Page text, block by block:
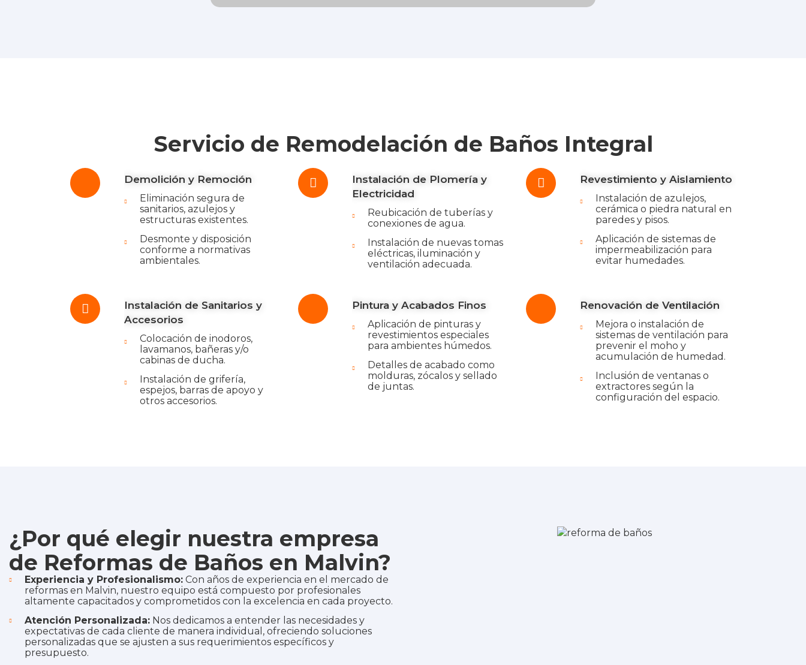
Servicio de Remodelación de Baños Integral
Demolición y Remoción
Eliminación segura de
sanitarios, azulejos y
estructuras existentes.
Desmonte y disposición
conforme a normativas
ambientales.
Instalación de Plomería y
Electricidad
Reubicación de tuberías y
conexiones de agua.
Instalación de nuevas tomas
eléctricas, iluminación y
ventilación adecuada.
Revestimiento y Aislamiento
Instalación de azulejos,
cerámica o piedra natural en
paredes y pisos.
Aplicación de sistemas de
impermeabilización para
evitar humedades.
Instalación de Sanitarios y
Accesorios
Colocación de inodoros,
lavamanos, bañeras y/o
cabinas de ducha.
Instalación de grifería,
espejos, barras de apoyo y
otros accesorios.
Pintura y Acabados Finos
Aplicación de pinturas y
revestimientos especiales
para ambientes húmedos.
Detalles de acabado como
molduras, zócalos y sellado
de juntas.
Renovación de Ventilación
Mejora o instalación de
sistemas de ventilación para
prevenir el moho y
acumulación de humedad.
Inclusión de ventanas o
extractores según la
configuración del espacio.
¿Por qué elegir nuestra empresa
de Reformas de Baños en Malvin?
Experiencia y Profesionalismo: Con años de experiencia en el mercado de
reformas en Malvin, nuestro equipo está compuesto por profesionales
altamente capacitados y comprometidos con la excelencia en cada proyecto.
Atención Personalizada: Nos dedicamos a entender las necesidades y
expectativas de cada cliente de manera individual, ofreciendo soluciones
personalizadas que se ajusten a sus requerimientos específicos y
presupuesto.